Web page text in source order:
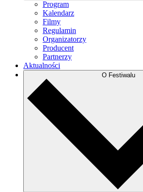
Program
Kalendarz
Filmy
Regulamin
Organizatorzy
Producent
Partnerzy
Aktualności
O Festiwalu